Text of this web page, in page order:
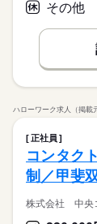
その他
ハローワーク求人（掲載
正社員
コンタク
制／甲斐
株式会社 中央